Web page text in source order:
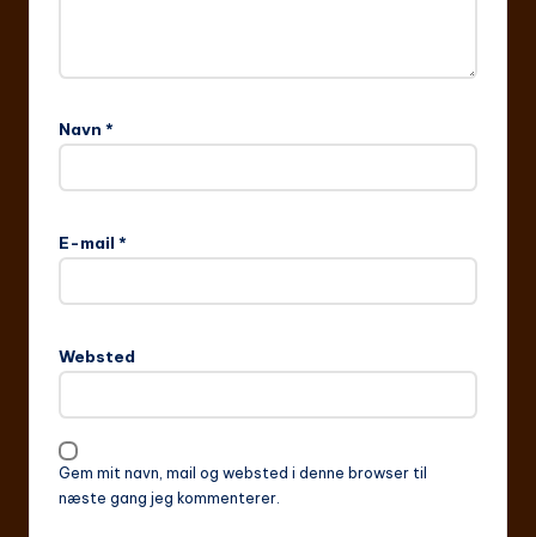
Navn *
E-mail *
Websted
Gem mit navn, mail og websted i denne browser til
næste gang jeg kommenterer.